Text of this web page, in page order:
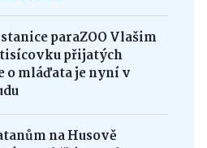
paraZOO Vlašim
přijatých
o mláďata je nyní v
na Husově